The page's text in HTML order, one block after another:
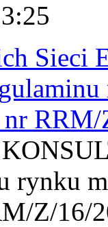
Sieci
rynku
Z/16/